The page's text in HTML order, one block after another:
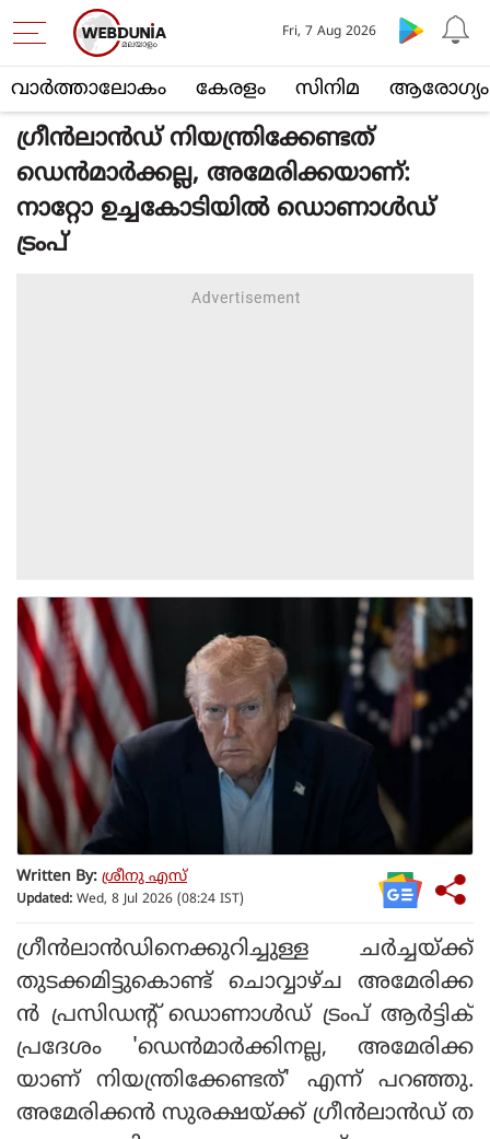
വാര്‍ത്താലോകം കേരളം സിനിമ ആരോഗ്യം
Fri, 7 Aug 2026
ഗ്രീന്‍ലാന്‍ഡ് നിയന്ത്രിക്കേണ്ടത്
ഡെന്‍മാര്‍ക്കല്ല, അമേരിക്കയാണ്:
നാറ്റോ ഉച്ചകോടിയില്‍ ഡൊണാള്‍ഡ്
ട്രംപ്
Written By: ശ്രീനു എസ്
Updated: Wed, 8 Jul 2026 (08:24 IST)
ഗ്രീന്‍ലാന്‍ഡിനെക്കുറിച്ചുള്ള ചര്‍ച്ചയ്ക്ക്
തുടക്കമിട്ടുകൊണ്ട് ചൊവ്വാഴ്ച അമേരിക്ക
ന്‍ പ്രസിഡന്റ് ഡൊണാള്‍ഡ് ട്രംപ് ആര്‍ട്ടിക്
പ്രദേശം 'ഡെന്‍മാര്‍ക്കിനല്ല, അമേരിക്ക
യാണ് നിയന്ത്രിക്കേണ്ടത്' എന്ന് പറഞ്ഞു.
അമേരിക്കന്‍ സുരക്ഷയ്ക്ക് ഗ്രീന്‍ലാന്‍ഡ് ത